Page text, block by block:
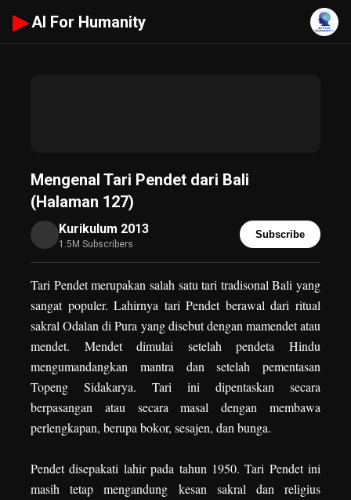
▶ AI For Humanity
Mengenal Tari Pendet dari Bali
(Halaman 127)
Kurikulum 2013
1.5M Subscribers
Subscribe
Tari Pendet merupakan salah satu tari tradisonal Bali yang
sangat populer. Lahirnya tari Pendet berawal dari ritual
sakral Odalan di Pura yang disebut dengan mamendet atau
mendet. Mendet dimulai setelah pendeta Hindu
mengumandangkan mantra dan setelah pementasan
Topeng Sidakarya. Tari ini dipentaskan secara
berpasangan atau secara masal dengan membawa
perlengkapan, berupa bokor, sesajen, dan bunga.
Pendet disepakati lahir pada tahun 1950. Tari Pendet ini
masih tetap mengandung kesan sakral dan religius